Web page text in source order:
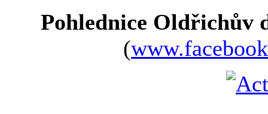
Pohlednice Oldřichův
(